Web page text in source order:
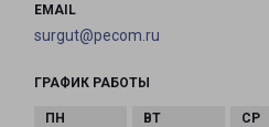
EMAIL
surgut@pecom.ru
ГРАФИК РАБОТЫ